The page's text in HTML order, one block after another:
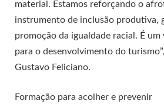
material. Estamos reforçando o
instrumento de inclusão produtiva,
promoção da igualdade racial. É
para o desenvolvimento do
Gustavo Feliciano.
Formação para acolher e prevenir